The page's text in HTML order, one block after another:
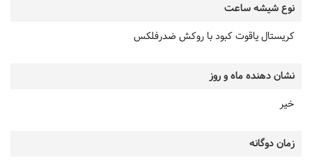
نوع شیشه ساعت
کریستال یاقوت کبود با روکش ضدرفلکس
نشان دهنده ماه و روز
خیر
زمان دوگانه